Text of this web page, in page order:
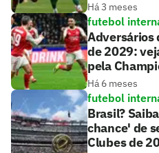
Há 3 meses
futebol
Adversários
de 2029:
pela
Há 6 meses
futebol
Brasil?
chance' de
Clubes de